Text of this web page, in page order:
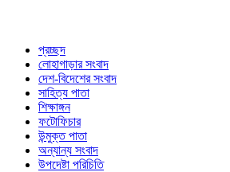
প্রচ্ছদ
লোহাগাড়ার সংবাদ
দেশ-বিদেশের সংবাদ
সাহিত্য পাতা
শিক্ষাঙ্গন
ফটোফিচার
উন্মুক্ত পাতা
অন্যান্য সংবাদ
উপদেষ্টা পরিচিতি